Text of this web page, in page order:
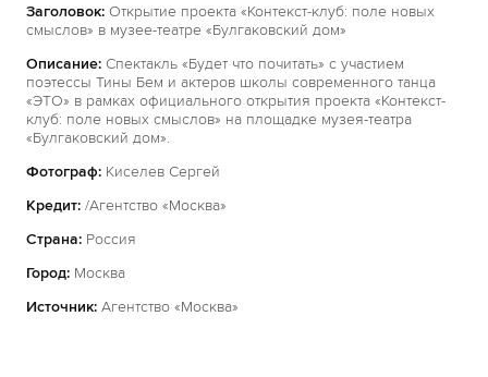
Заголовок: Открытие проекта «Контекст-клуб: поле новых
смыслов» в музее-театре «Булгаковский дом»
Описание: Спектакль «Будет что почитать» с участием
поэтессы Тины Бем и актеров школы современного танца
«ЭТО» в рамках официального открытия проекта «Контекст-
клуб: поле новых смыслов» на площадке музея-театра
«Булгаковский дом».
Фотограф: Киселев Сергей
Кредит: /Агентство «Москва»
Страна: Россия
Город: Москва
Источник: Агентство «Москва»